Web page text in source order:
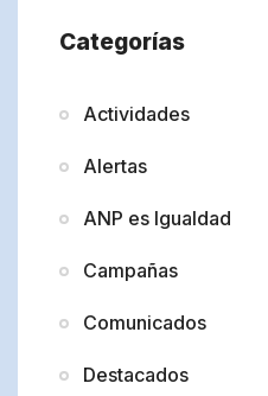
Categorías
Actividades
Alertas
ANP es Igualdad
Campañas
Comunicados
Destacados